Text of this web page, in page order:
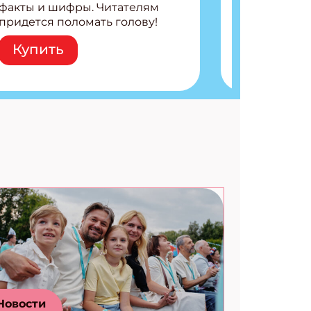
и шифры. Читателям
придется поломать голову!
Внутри: Шифры и
расшифровки Плетем
запутанные поделки
коды 3 комикса
Купить